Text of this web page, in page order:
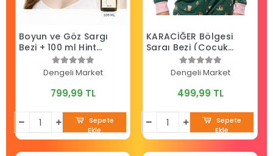
Boyun ve Göz Sargı
Bezi + 100 ml Hint
Yağı (HEXANSIZ)
Dengeli Market
799,99 TL
Sepete
Ekle
KARACİĞER Bölgesi
Sargı Bezi (Çocuk
Dengeli Market
499,99 TL
Sepete
Ekle